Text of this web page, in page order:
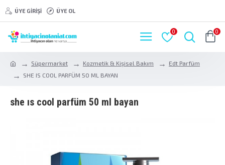
ÜYE GIRIŞI ÜYE OL
0 0
Süpermarket Kozmetik & Kişisel Bakım
Edt Parfüm
SHE IS COOL PARFÜM 50 ML BAYAN
she is cool parfüm 50 ml bayan